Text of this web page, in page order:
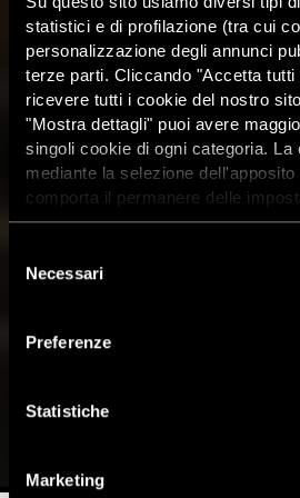
statistici e di profilazione (tra cui
personalizzazione degli annunci
terze parti. Cliccando "Accetta
ricevere tutti i cookie del nostro
"Mostra dettagli" puoi avere
singoli cookie di ogni categoria. La
mediante la selezione dell'apposito
comporta il permanere delle
dunque la continuazione della
dei cookie attivi sul sito clicca
delNecessari
Preferenze
Statistiche
Marketing
Un diplomatico